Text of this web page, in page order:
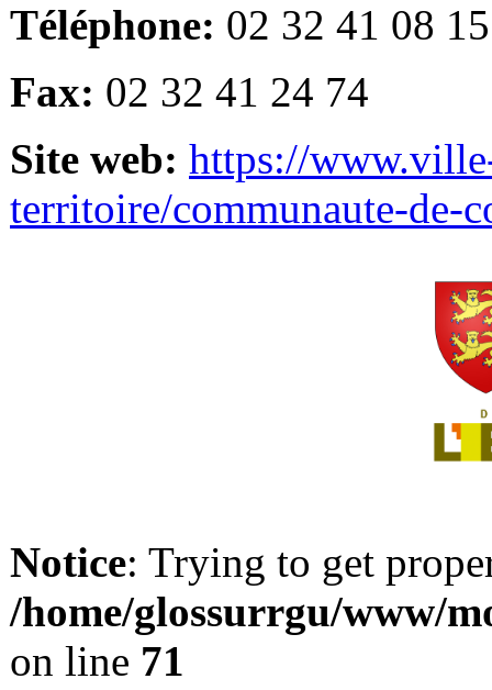
Téléphone: 02 32 41 08 15
Fax: 02 32 41 24 74
Site web: https://
territoire/communaute-de-
Notice: Trying to get
/home/glossurrgu/www/
on line 71